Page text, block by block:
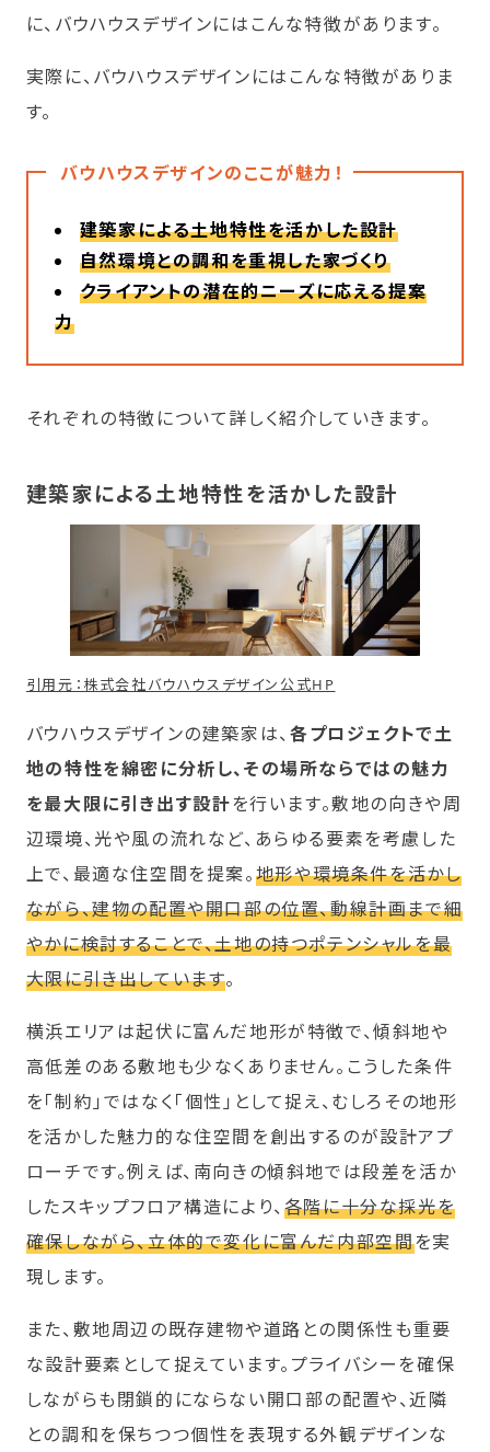
に、バウハウスデザインにはこんな特徴があります。
実際に、バウハウスデザインにはこんな特徴がありま
す。
バウハウスデザインのここが魅力！
建築家による土地特性を活かした設計
自然環境との調和を重視した家づくり
クライアントの潜在的ニーズに応える提案
力
それぞれの特徴について詳しく紹介していきます。
建築家による土地特性を活かした設計
引用元：株式会社バウハウスデザイン公式HP
バウハウスデザインの建築家は、各プロジェクトで土
地の特性を綿密に分析し、その場所ならではの魅力
を最大限に引き出す設計を行います。敷地の向きや周
辺環境、光や風の流れなど、あらゆる要素を考慮した
上で、最適な住空間を提案。地形や環境条件を活かし
ながら、建物の配置や開口部の位置、動線計画まで細
やかに検討することで、土地の持つポテンシャルを最
大限に引き出しています。
横浜エリアは起伏に富んだ地形が特徴で、傾斜地や
高低差のある敷地も少なくありません。こうした条件
を「制約」ではなく「個性」として捉え、むしろその地形
を活かした魅力的な住空間を創出するのが設計アプ
ローチです。例えば、南向きの傾斜地では段差を活か
したスキップフロア構造により、各階に十分な採光を
確保しながら、立体的で変化に富んだ内部空間を実
現します。
また、敷地周辺の既存建物や道路との関係性も重要
な設計要素として捉えています。プライバシーを確保
しながらも閉鎖的にならない開口部の配置や、近隣
との調和を保ちつつ個性を表現する外観デザインな